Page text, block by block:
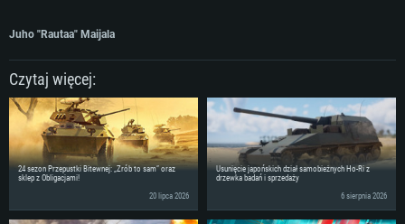
Juho "Rautaa" Maijala
Czytaj więcej:
24 sezon Przepustki Bitewnej: „Zrób to sam” oraz
sklep z Obligacjami!
20 lipca 2026
Usunięcie japońskich dział samobieżnych Ho-Ri z
drzewka badań i sprzedaży
6 sierpnia 2026